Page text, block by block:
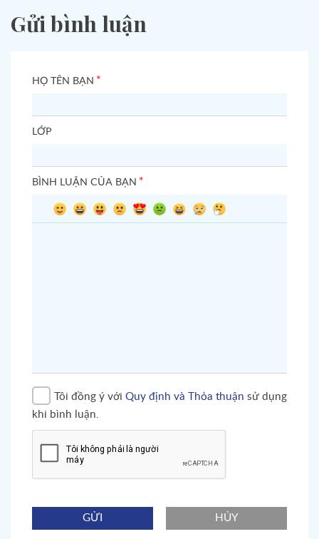
Gửi bình luận
HỌ TÊN BẠN *
LỚP
BÌNH LUẬN CỦA BẠN *
Tôi đồng ý với Quy định và Thỏa thuận sử dụng
khi bình luận.
GỬI HỦY